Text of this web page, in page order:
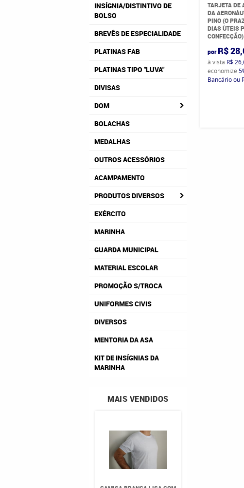
INSÍGNIA/DISTINTIVO DE
BOLSO
BREVÊS DE ESPECIALIDADE
PLATINAS FAB
PLATINAS TIPO "LUVA"
DIVISAS
DOM
BOLACHAS
MEDALHAS
OUTROS ACESSÓRIOS
ACAMPAMENTO
PRODUTOS DIVERSOS
EXÉRCITO
MARINHA
GUARDA MUNICIPAL
MATERIAL ESCOLAR
PROMOÇÃO S/TROCA
UNIFORMES CIVIS
DIVERSOS
MENTORIA DA ASA
KIT DE INSÍGNIAS DA
MARINHA
MAIS VENDIDOS
TARJETA DE
DA
PINO (O
DIAS ÙTEIS
CONFECÇÃO)
por R$
à vista R$
economize
Bancário ou